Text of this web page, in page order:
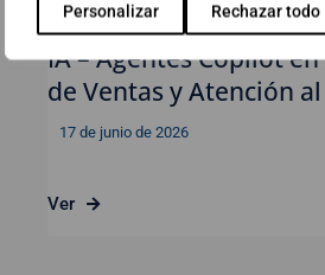
Personalizar Rechazar todo
Webinar: Impulsa tu
IA – Agentes Copilot
de Ventas y Atención
17 de junio de 2026
Ver